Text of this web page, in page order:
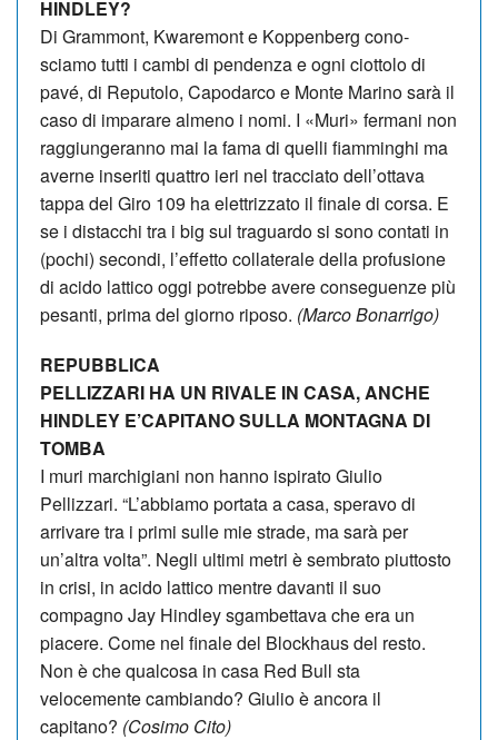
HINDLEY?
Di Gram­mont, Kware­mont e Kop­pen­berg cono­
sciamo tutti i cambi di pen­denza e ogni ciot­tolo di
pavé, di Repu­tolo, Capo­darco e Monte Marino sarà il
caso di impa­rare almeno i nomi. I «Muri» fer­mani non
rag­giun­ge­ranno mai la fama di quelli fiam­min­ghi ma
averne inse­riti quat­tro ieri nel trac­ciato dell’ottava
tappa del Giro 109 ha elet­triz­zato il finale di corsa. E
se i distac­chi tra i big sul tra­guardo si sono con­tati in
(pochi) secondi, l’effetto col­la­te­rale della pro­fu­sione
di acido lat­tico oggi potrebbe avere con­se­guenze più
pesanti, prima del giorno riposo. (Marco Bonarrigo)
REPUBBLICA
PELLIZZARI HA UN RIVALE IN CASA, ANCHE
HINDLEY E’CAPITANO SULLA MONTAGNA DI
TOMBA
I muri marchigiani non hanno ispirato Giulio
Pellizzari. “L’abbiamo portata a casa, speravo di
arrivare tra i primi sulle mie strade, ma sarà per
un’altra volta”. Negli ultimi metri è sembrato piuttosto
in crisi, in acido lattico mentre davanti il suo
compagno Jay Hindley sgambettava che era un
piacere. Come nel finale del Blockhaus del resto.
Non è che qualcosa in casa Red Bull sta
velocemente cambiando? Giulio è ancora il
capitano? (Cosimo Cito)